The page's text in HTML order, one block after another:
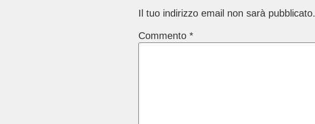
Il tuo indirizzo email non sarà pubblicato.
Commento *